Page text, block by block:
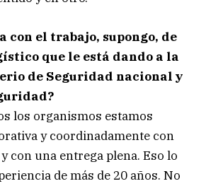
con el trabajo, supongo, de
que le está dando a la
de Seguridad nacional y
los organismos estamos
y coordinadamente con
con una entrega plena. Eso lo
de más de 20 años. No